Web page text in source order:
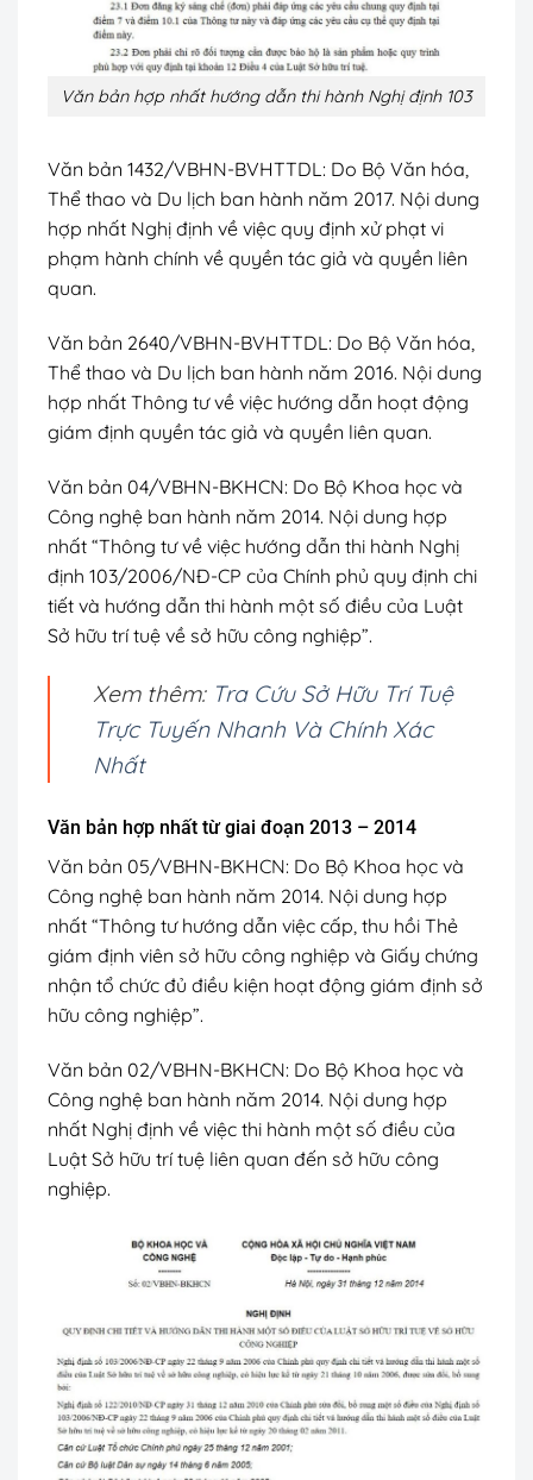
Văn bản hợp nhất hướng dẫn thi hành Nghị định 103
Văn bản 1432/VBHN-BVHTTDL: Do Bộ Văn hóa,
Thể thao và Du lịch ban hành năm 2017. Nội dung
hợp nhất Nghị định về việc quy định xử phạt vi
phạm hành chính về quyền tác giả và quyền liên
quan.
Văn bản 2640/VBHN-BVHTTDL: Do Bộ Văn hóa,
Thể thao và Du lịch ban hành năm 2016. Nội dung
hợp nhất Thông tư về việc hướng dẫn hoạt động
giám định quyền tác giả và quyền liên quan.
Văn bản 04/VBHN-BKHCN: Do Bộ Khoa học và
Công nghệ ban hành năm 2014. Nội dung hợp
nhất “Thông tư về việc hướng dẫn thi hành Nghị
định 103/2006/NĐ-CP của Chính phủ quy định chi
tiết và hướng dẫn thi hành một số điều của Luật
Sở hữu trí tuệ về sở hữu công nghiệp”.
Xem thêm: Tra Cứu Sở Hữu Trí Tuệ
Trực Tuyến Nhanh Và Chính Xác
Nhất
Văn bản hợp nhất từ giai đoạn 2013 – 2014
Văn bản 05/VBHN-BKHCN: Do Bộ Khoa học và
Công nghệ ban hành năm 2014. Nội dung hợp
nhất “Thông tư hướng dẫn việc cấp, thu hồi Thẻ
giám định viên sở hữu công nghiệp và Giấy chứng
nhận tổ chức đủ điều kiện hoạt động giám định sở
hữu công nghiệp”.
Văn bản 02/VBHN-BKHCN: Do Bộ Khoa học và
Công nghệ ban hành năm 2014. Nội dung hợp
nhất Nghị định về việc thi hành một số điều của
Luật Sở hữu trí tuệ liên quan đến sở hữu công
nghiệp.